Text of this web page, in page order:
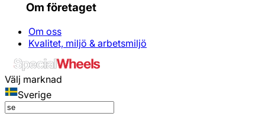
Om företaget
Om oss
Kvalitet, miljö & arbetsmiljö
Välj marknad
Sverige